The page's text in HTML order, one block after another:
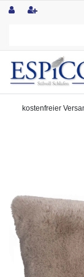
kostenfreier